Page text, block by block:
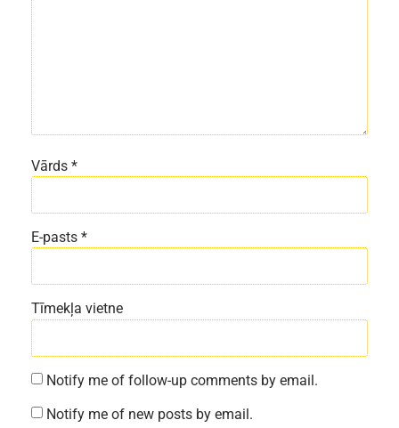
Vārds *
E-pasts *
Tīmekļa vietne
Notify me of follow-up comments by email.
Notify me of new posts by email.